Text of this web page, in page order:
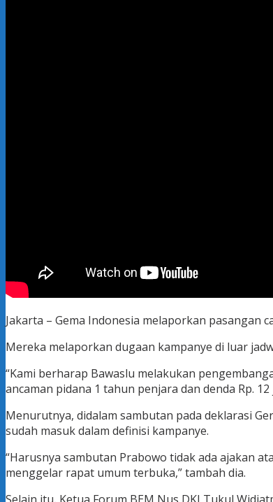
Jakarta – Gema Indonesia melaporkan pasangan
Mereka melaporkan dugaan kampanye di luar
“Kami berharap Bawaslu melakukan
ancaman pidana 1 tahun penjara dan denda Rp.
Menurutnya, didalam sambutan pada deklarasi
sudah masuk dalam definisi kampanye.
“Harusnya sambutan Prabowo tidak ada ajakan
menggelar rapat umum terbuka,” tambah dia.